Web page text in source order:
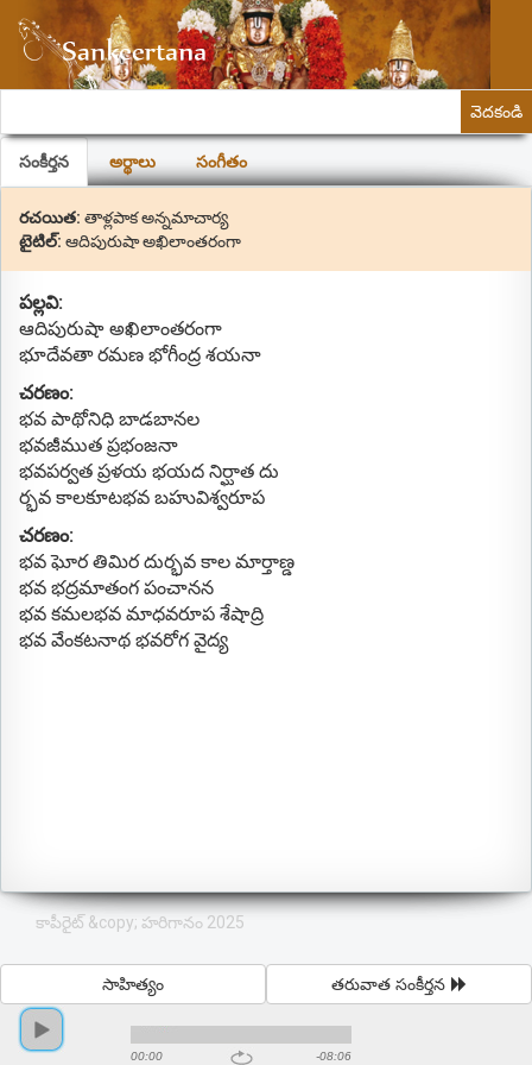
వెదకండి
సంకీర్తన అర్థాలు సంగీతం
రచయిత: తాళ్లపాక అన్నమాచార్య
టైటిల్: ఆదిపురుషా అఖిలాంతరంగా
పల్లవి:
ఆదిపురుషా అఖిలాంతరంగా
భూదేవతా రమణ భోగీంద్ర శయనా
చరణం:
భవ పాథోనిధి బాడబానల
భవజీముత ప్రభంజనా
భవపర్వత ప్రళయ భయద నిర్ఘాత దు
ర్భవ కాలకూటభవ బహువిశ్వరూప
చరణం:
భవ ఘోర తిమిర దుర్భవ కాల మార్తాణ్డ
భవ భద్రమాతంగ పంచానన
భవ కమలభవ మాధవరూప శేషాద్రి
భవ వేంకటనాథ భవరోగ వైద్య
కాపీరైట్ &copy; హరిగానం 2025
తరువాత సంకీర్తన
సాహిత్యం
00:00 -08:06